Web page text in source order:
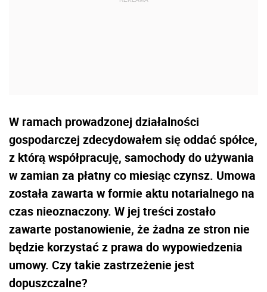
W ramach prowadzonej działalności
gospodarczej zdecydowałem się oddać spółce,
z którą współpracuję, samochody do używania
w zamian za płatny co miesiąc czynsz. Umowa
została zawarta w formie aktu notarialnego na
czas nieoznaczony. W jej treści zostało
zawarte postanowienie, że żadna ze stron nie
będzie korzystać z prawa do wypowiedzenia
umowy. Czy takie zastrzeżenie jest
dopuszczalne?